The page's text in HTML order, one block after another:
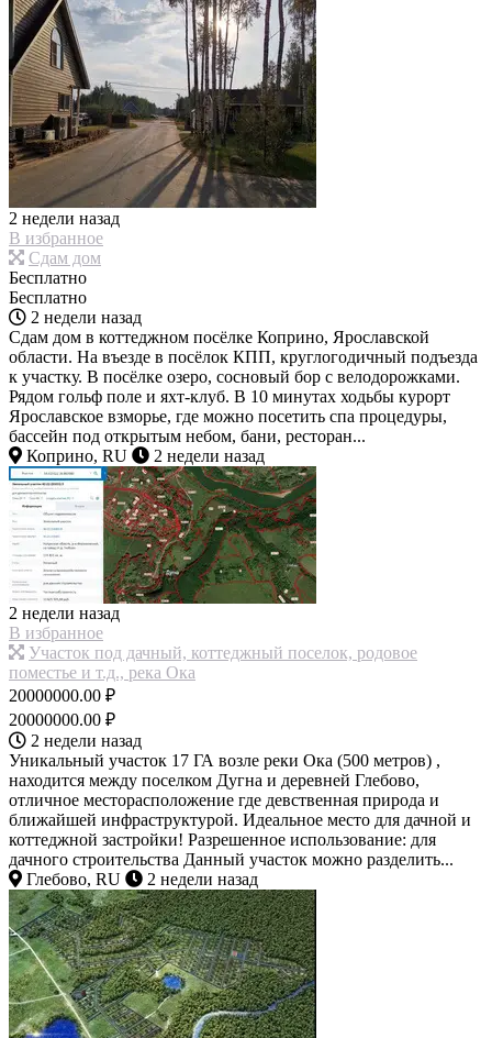
2 недели назад
В избранное
Сдам дом
Бесплатно
Бесплатно
2 недели назад
Сдам дом в коттеджном посёлке Коприно, Ярославской
области. На въезде в посёлок КПП, круглогодичный подъезда
к участку. В посёлке озеро, сосновый бор с велодорожками.
Рядом гольф поле и яхт-клуб. В 10 минутах ходьбы курорт
Ярославское взморье, где можно посетить спа процедуры,
бассейн под открытым небом, бани, ресторан...
Коприно, RU
2 недели назад
2 недели назад
В избранное
Участок под дачный, коттеджный поселок, родовое
поместье и т.д., река Ока
20000000.00 ₽
20000000.00 ₽
2 недели назад
Уникальный участок 17 ГА возле реки Ока (500 метров) ,
находится между поселком Дугна и деревней Глебово,
отличное месторасположение где девственная природа и
ближайшей инфраструктурой. Идеальное место для дачной и
коттеджной застройки! Разрешенное использование: для
дачного строительства Данный участок можно разделить...
Глебово, RU
2 недели назад